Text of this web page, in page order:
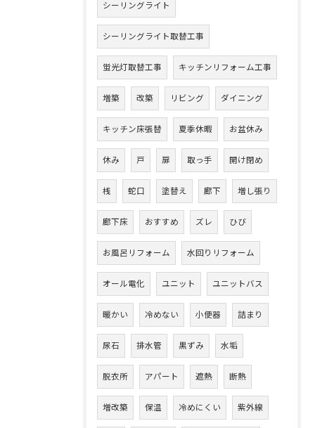
シーリングライト
シーリングライト取替工事
蛍光灯取替工事 キッチンリフォーム工事
増築 改築 リビング ダイニング
キッチン床張替 夏季休暇 お盆休み
休み 戸 扉 取っ手 開け閉め
桟 蛇口 塗替え 廊下 増し張り
廊下床 おすすめ ズレ ひび
お風呂リフォーム 水回りリフォーム
オール電化 ユニット ユニットバス
暖かい 冷めない 小便器 詰まり
尿石 排水管 黒ずみ 水垢
脱衣所 アパート 遮熱 断熱
増改築 保温 冷めにくい 紫外線